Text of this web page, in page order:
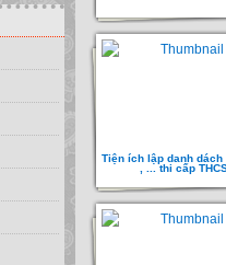
Tiện ích lập danh dách
, ... thi cấp